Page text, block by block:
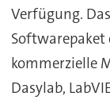
Verfügung.
kommerzielle
Dasylab,